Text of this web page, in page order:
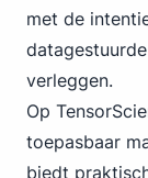
met de
verleggen.
Op
toepasbaar
biedt